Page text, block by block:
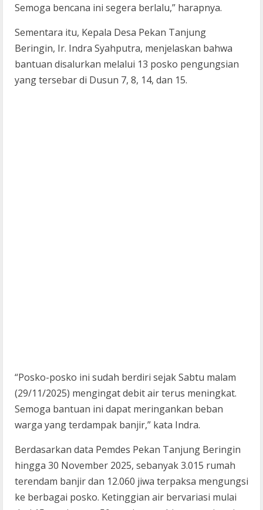
Semoga bencana ini segera berlalu,” harapnya.
Sementara itu, Kepala Desa Pekan Tanjung
Beringin, Ir. Indra Syahputra, menjelaskan bahwa
bantuan disalurkan melalui 13 posko pengungsian
yang tersebar di Dusun 7, 8, 14, dan 15.
“Posko-posko ini sudah berdiri sejak Sabtu malam
(29/11/2025) mengingat debit air terus meningkat.
Semoga bantuan ini dapat meringankan beban
warga yang terdampak banjir,” kata Indra.
Berdasarkan data Pemdes Pekan Tanjung Beringin
hingga 30 November 2025, sebanyak 3.015 rumah
terendam banjir dan 12.060 jiwa terpaksa mengungsi
ke berbagai posko. Ketinggian air bervariasi mulai